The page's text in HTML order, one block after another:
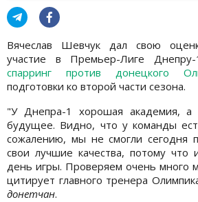
Вячеслав Шевчук дал свою
участие в Премьер-Лиге
спарринг против донецкого
подготовки ко второй части сезона.
"У Днепра-1 хорошая академия,
будущее. Видно, что у команды
сожалению, мы не смогли сегодня
свои лучшие качества, потому что
день игры. Проверяем очень много
цитирует главного тренера
донетчан.